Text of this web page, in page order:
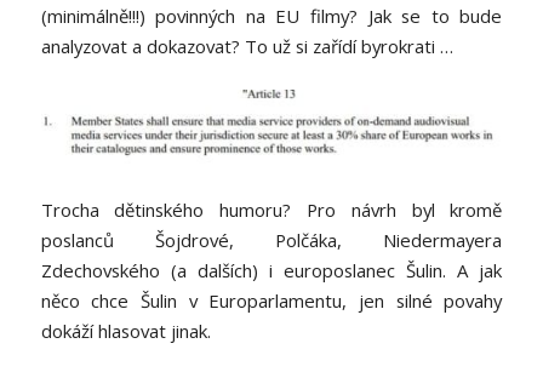
(minimálně!!!) povinných na EU filmy? Jak se to bude
analyzovat a dokazovat? To už si zařídí byrokrati …
Trocha dětinského humoru? Pro návrh byl kromě
poslanců Šojdrové, Polčáka, Niedermayera
Zdechovského (a dalších) i europoslanec Šulin. A jak
něco chce Šulin v Europarlamentu, jen silné povahy
dokáží hlasovat jinak.